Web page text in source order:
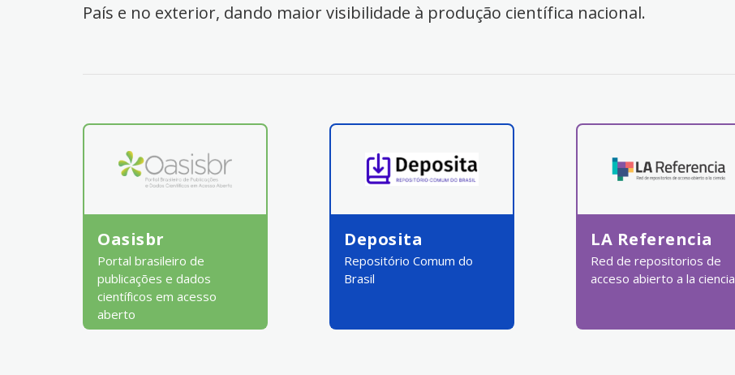
País e no exterior, dando maior visibilidade à produção científica nacional.
Oasisbr
Portal brasileiro de
publicações e dados
científicos em acesso
aberto
Deposita
Repositório Comum do
Brasil
LA Referencia
Red de repositorios de
acceso abierto a la ciencia